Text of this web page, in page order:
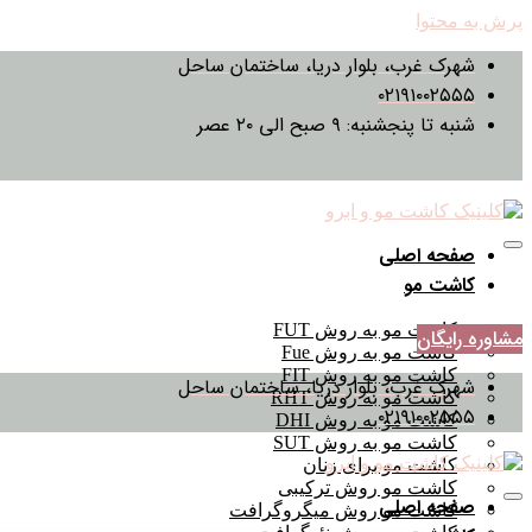
پرش به محتوا
شهرک غرب، بلوار دریا، ساختمان ساحل
۰۲۱۹۱۰۰۲۵۵۵
شنبه تا پنجشنبه: ۹ صبح الی ۲۰ عصر
صفحه اصلی
کاشت مو
کاشت مو به روش FUT
کاشت مو به روش Fue
کاشت مو به روش FIT
کاشت مو به روش RHT
کاشت مو به روش DHI
کاشت مو به روش SUT
کاشت مو برای زنان
کاشت مو روش ترکیبی
کاشت مو روش میگروگرافت
مشاوره رایگان
شهرک غرب، بلوار دریا، ساختمان ساحل
۰۲۱۹۱۰۰۲۵۵۵
صفحه اصلی